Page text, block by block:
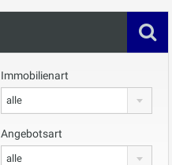
Immobilienart
alle
Angebotsart
alle